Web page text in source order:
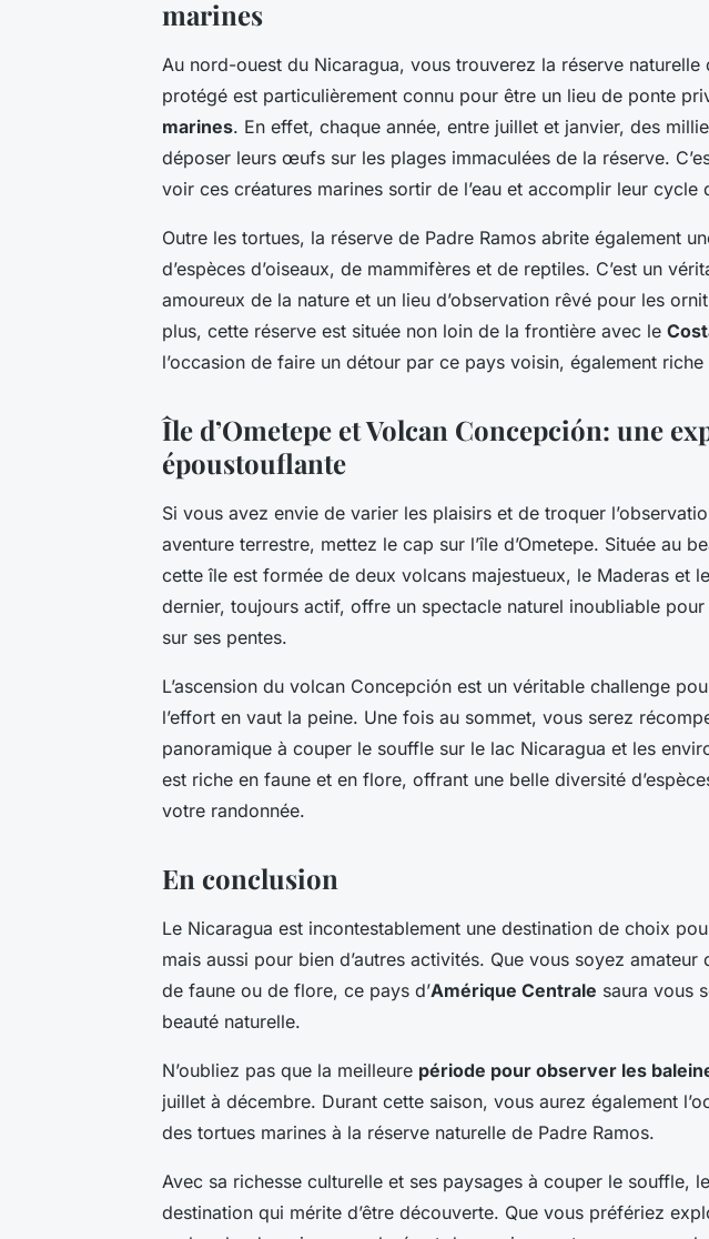
marines
Au nord-ouest du Nicaragua, vous trouverez la réserve naturelle
protégé est particulièrement connu pour être un lieu de ponte
marines. En effet, chaque année, entre juillet et janvier, des
déposer leurs œufs sur les plages immaculées de la réserve.
voir ces créatures marines sortir de l’eau et accomplir leur cycle
Outre les tortues, la réserve de Padre Ramos abrite également
d’espèces d’oiseaux, de mammifères et de reptiles. C’est un
amoureux de la nature et un lieu d’observation rêvé pour les
plus, cette réserve est située non loin de la frontière avec le
l’occasion de faire un détour par ce pays voisin, également
Île d’Ometepe et Volcan Concepción: une
époustouflante
Si vous avez envie de varier les plaisirs et de troquer
aventure terrestre, mettez le cap sur l’île d’Ometepe. Située au
cette île est formée de deux volcans majestueux, le Maderas et le
dernier, toujours actif, offre un spectacle naturel inoubliable pour
sur ses pentes.
L’ascension du volcan Concepción est un véritable challenge
l’effort en vaut la peine. Une fois au sommet, vous serez
panoramique à couper le souffle sur le lac Nicaragua et les
est riche en faune et en flore, offrant une belle diversité
votre randonnée.
En conclusion
Le Nicaragua est incontestablement une destination de choix
mais aussi pour bien d’autres activités. Que vous soyez
de faune ou de flore, ce pays d’Amérique Centrale saura vous
beauté naturelle.
N’oubliez pas que la meilleure période pour observer les
juillet à décembre. Durant cette saison, vous aurez également
des tortues marines à la réserve naturelle de Padre Ramos.
Avec sa richesse culturelle et ses paysages à couper le souffle,
destination qui mérite d’être découverte. Que vous préfériez